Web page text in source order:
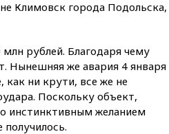
погибла во Французских
горение на складе в Брянске
ликвидировано
вчера, 18:55 Минобороны
отчиталось об ударах по двум
украинским сухогрузам в
Черном море
Климовск города Подольска,
млн рублей. Благодаря чему
Нынешняя же авария 4 января
как ни крути, все же не
Поскольку объект,
инстинктивным желанием